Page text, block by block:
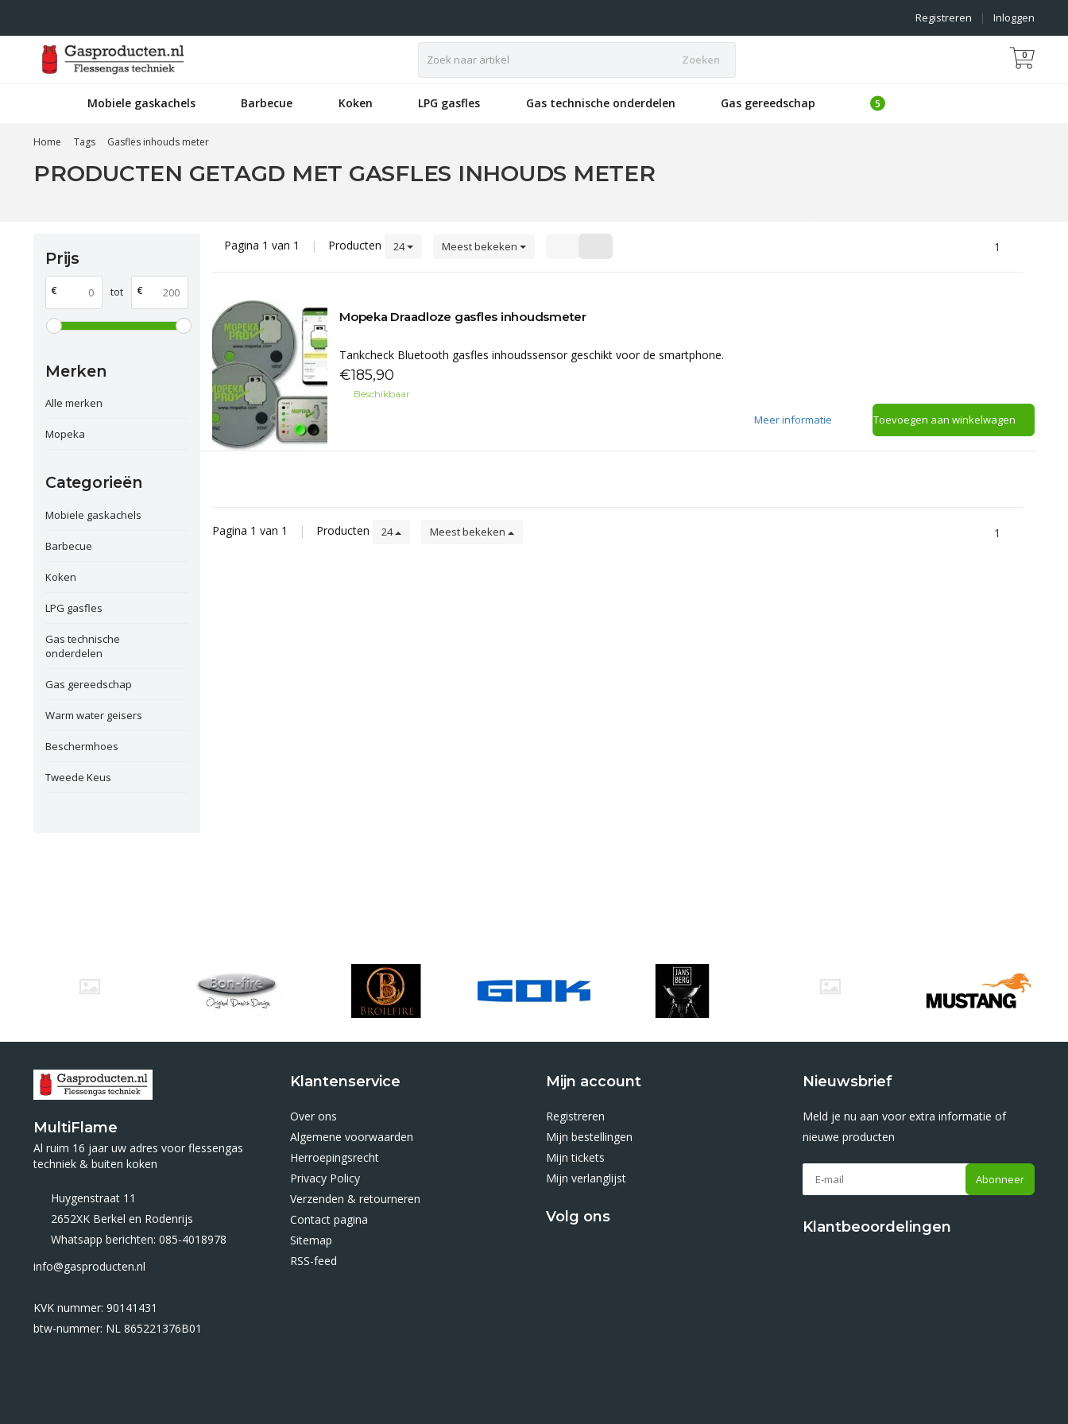
Inloggen
|
Registreren
Zoeken 0
Mobiele gaskachels Barbecue Koken LPG gasfles Gas technische onderdelen Gas gereedschap
Home Tags Gasfles inhouds meter
PRODUCTEN GETAGD MET GASFLES INHOUDS METER
Prijs
€ tot €
Merken
Alle merken
Mopeka
Categorieën
Mobiele gaskachels
Barbecue
Koken
LPG gasfles
Gas technische
onderdelen
Gas gereedschap
Warm water geisers
Beschermhoes
Tweede Keus
Pagina 1 van 1 | Producten 24 Meest bekeken 1
Mopeka Draadloze gasfles inhoudsmeter
Tankcheck Bluetooth gasfles inhoudssensor geschikt voor de smartphone.
€185,90
Beschikbaar
Toevoegen aan winkelwagen
Meer informatie
Pagina 1 van 1 | Producten 24 Meest bekeken 1
MultiFlame
Al ruim 16 jaar uw adres voor flessengas
techniek & buiten koken
Huygenstraat 11
2652XK Berkel en Rodenrijs
Whatsapp berichten: 085-4018978
info@gasproducten.nl
KVK nummer: 90141431
btw-nummer: NL 865221376B01
Klantenservice
Over ons
Algemene voorwaarden
Herroepingsrecht
Privacy Policy
Verzenden & retourneren
Contact pagina
Sitemap
RSS-feed
Mijn account
Registreren
Mijn bestellingen
Mijn tickets
Mijn verlanglijst
Volg ons
Nieuwsbrief
Meld je nu aan voor extra informatie of
nieuwe producten
Abonneer
Klantbeoordelingen